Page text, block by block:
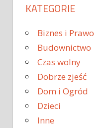
KATEGORIE
Biznes i Prawo
Budownictwo
Czas wolny
Dobrze zjeść
Dom i Ogród
Dzieci
Inne